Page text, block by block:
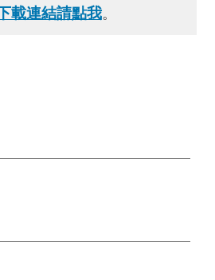
載連結請點我。